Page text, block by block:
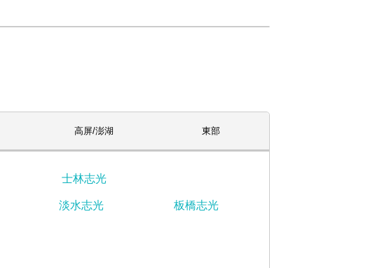
高屏/澎湖 東部
士林志光
淡水志光 板橋志光